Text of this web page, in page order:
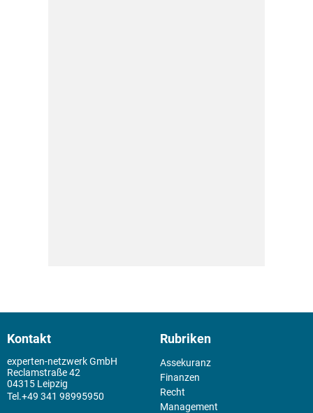
Kontakt
experten-netzwerk GmbH
Reclamstraße 42
04315 Leipzig
+49 341 98995950
Rubriken
Assekuranz
Finanzen
Recht
Management